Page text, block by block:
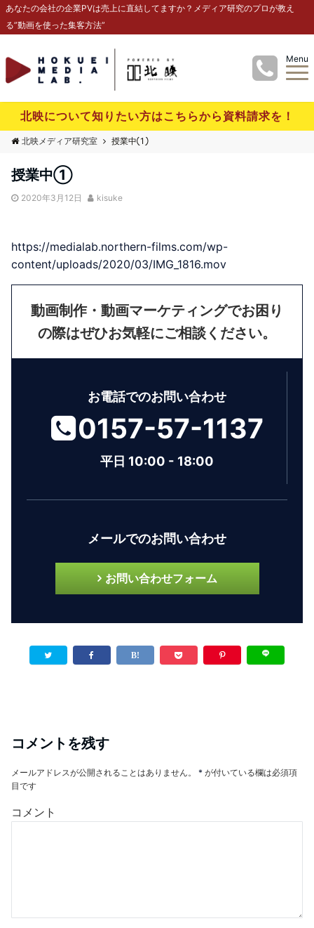
あなたの会社の企業PVは売上に直結してますか？メディア研究のプロが教え
る”動画を使った集客方法”
Menu
北映について知りたい方はこちらから資料請求を！
北映メディア研究室 授業中①
授業中①
2020年3月12日 kisuke
https://medialab.northern-films.com/wp-
content/uploads/2020/03/IMG_1816.mov
動画制作・動画マーケティングでお困り
の際はぜひお気軽にご相談ください。
お電話でのお問い合わせ
0157-57-1137
平日 10:00 - 18:00
メールでのお問い合わせ
お問い合わせフォーム
コメントを残す
メールアドレスが公開されることはありません。 * が付いている欄は必須項
目です
コメント